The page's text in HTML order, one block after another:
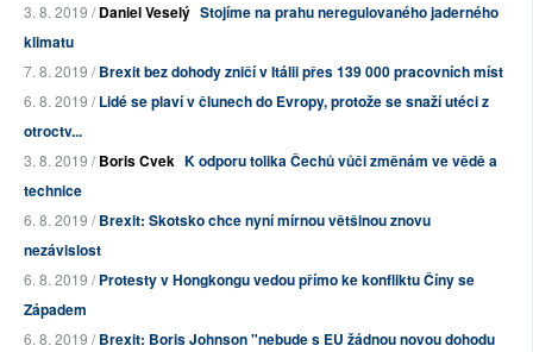
3. 8. 2019 /Daniel Veselý Stojíme na prahu neregulovaného jaderného
klimatu
7. 8. 2019 /Brexit bez dohody zničí v Itálii přes 139 000 pracovních míst
6. 8. 2019 /Lidé se plaví v člunech do Evropy, protože se snaží utéci z
otroctv...
3. 8. 2019 /Boris Cvek K odporu tolika Čechů vůči změnám ve vědě a
technice
6. 8. 2019 /Brexit: Skotsko chce nyní mírnou většinou znovu
nezávislost
6. 8. 2019 /Protesty v Hongkongu vedou přímo ke konfliktu Číny se
Západem
6. 8. 2019 /Brexit: Boris Johnson "nebude s EU žádnou novou dohodu